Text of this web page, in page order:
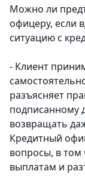
Можно ли
офицеру, если
ситуацию с
- Клиент
разъясняет
подписанному
возвращать
Кредитный
вопросы, в том
выплатам и